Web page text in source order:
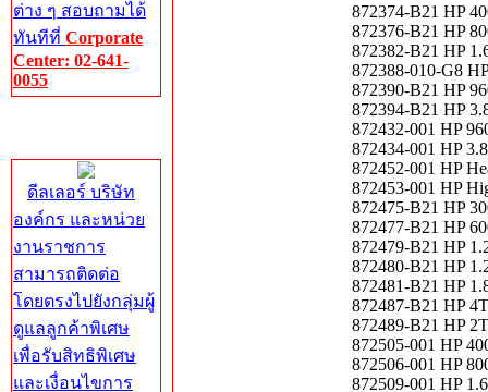
ต่าง ๆ สอบถามได้
ทันทีที่ Corporate
Center: 02-641-
0055
ดีลเลอร์ บริษัท
องค์กร และหน่วย
งานราชการ
สามารถติดต่อ
โดยตรงไปยังกลุ่มผู้
ดูแลลูกค้าพิเศษ
เพื่อรับสิทธิพิเศษ
และเงื่อนไขการ
872374-B21 HP
872376-B21 HP
872382-B21 HP
872388-010-G8
872390-B21 HP
872394-B21 HP
872432-001 HP
872434-001 HP
872452-001 HP
872453-001 HP
872475-B21 HP
872477-B21 HP
872479-B21 HP
872480-B21 HP
872481-B21 HP
872487-B21 HP
872489-B21 HP
872505-001 HP
872506-001 HP
872509-001 HP